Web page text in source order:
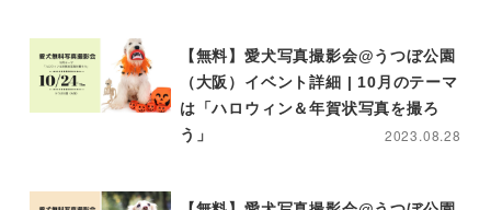
【無料】愛犬写真撮影会@うつぼ公園
（大阪）イベント詳細 | 10月のテーマ
は「ハロウィン＆年賀状写真を撮ろ
う」
2023.08.28